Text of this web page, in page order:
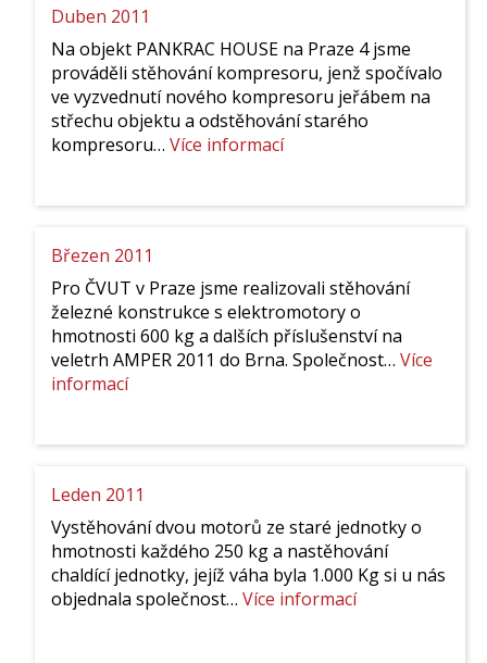
Duben 2011
Na objekt PANKRAC HOUSE na Praze 4 jsme
prováděli stěhování kompresoru, jenž spočívalo
ve vyzvednutí nového kompresoru jeřábem na
střechu objektu a odstěhování starého
kompresoru… Více informací:
Březen 2011
Pro ČVUT v Praze jsme realizovali stěhování
železné konstrukce s elektromotory o
hmotnosti 600 kg a dalších příslušenství na
veletrh AMPER 2011 do Brna. Společnost… Více
informací:
Leden 2011
Vystěhování dvou motorů ze staré jednotky o
hmotnosti každého 250 kg a nastěhování
chaldící jednotky, jejíž váha byla 1.000 Kg si u nás
objednala společnost… Více informací: